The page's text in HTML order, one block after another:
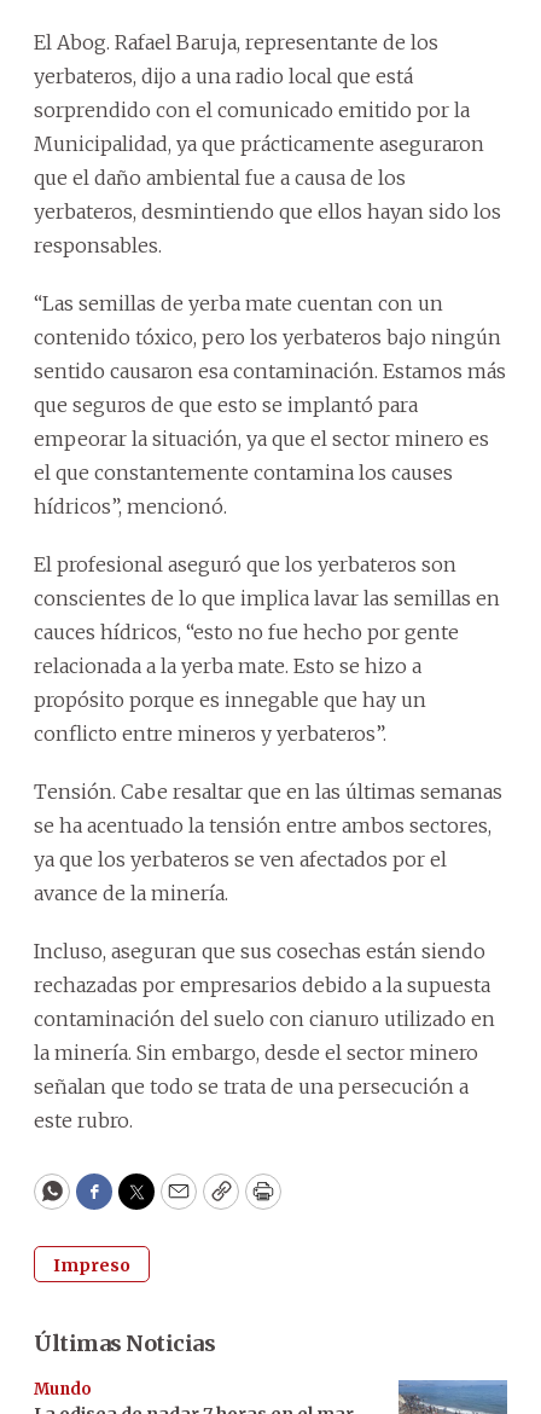
El Abog. Rafael Baruja, representante de los
yerbateros, dijo a una radio local que está
sorprendido con el comunicado emitido por la
Municipalidad, ya que prácticamente aseguraron
que el daño ambiental fue a causa de los
yerbateros, desmintiendo que ellos hayan sido los
responsables.
“Las semillas de yerba mate cuentan con un
contenido tóxico, pero los yerbateros bajo ningún
sentido causaron esa contaminación. Estamos más
que seguros de que esto se implantó para
empeorar la situación, ya que el sector minero es
el que constantemente contamina los causes
hídricos”, mencionó.
El profesional aseguró que los yerbateros son
conscientes de lo que implica lavar las semillas en
cauces hídricos, “esto no fue hecho por gente
relacionada a la yerba mate. Esto se hizo a
propósito porque es innegable que hay un
conflicto entre mineros y yerbateros”.
Tensión. Cabe resaltar que en las últimas semanas
se ha acentuado la tensión entre ambos sectores,
ya que los yerbateros se ven afectados por el
avance de la minería.
Incluso, aseguran que sus cosechas están siendo
rechazadas por empresarios debido a la supuesta
contaminación del suelo con cianuro utilizado en
la minería. Sin embargo, desde el sector minero
señalan que todo se trata de una persecución a
este rubro.
WhatsApp
Facebook
Twitter
EmailCopyPrint
Impreso
Últimas Noticias
Mundo